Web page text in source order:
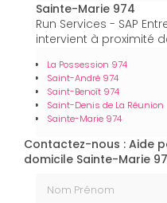
Sainte-Marie 974
Run Services - SAP
intervient à proximité
La Possession 974
Saint-André 974
Saint-Benoît 974
Saint-Denis de La Réunion
Sainte-Marie 974
Contactez-nous : Aide
domicile Sainte-Marie